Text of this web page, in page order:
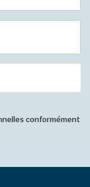
conformément